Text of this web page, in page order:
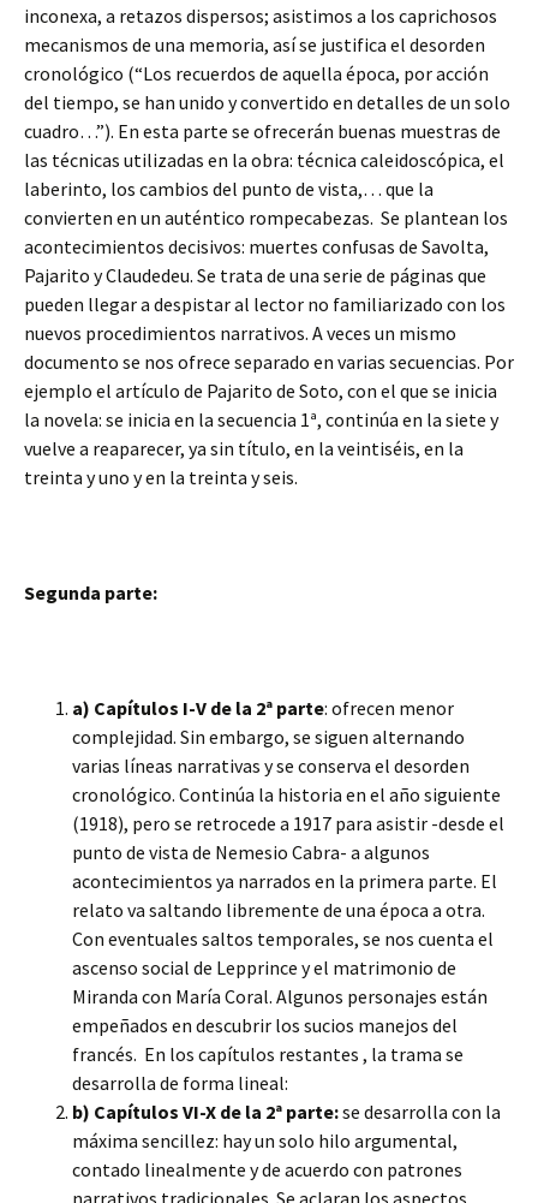
inconexa, a retazos dispersos; asistimos a los caprichosos
mecanismos de una memoria, así se justifica el desorden
cronológico (“Los recuerdos de aquella época, por acción
del tiempo, se han unido y convertido en detalles de un solo
cuadro…”). En esta parte se ofrecerán buenas muestras de
las técnicas utilizadas en la obra: técnica caleidoscópica, el
laberinto, los cambios del punto de vista,… que la
convierten en un auténtico rompecabezas. Se plantean los
acontecimientos decisivos: muertes confusas de Savolta,
Pajarito y Claudedeu. Se trata de una serie de páginas que
pueden llegar a despistar al lector no familiarizado con los
nuevos procedimientos narrativos. A veces un mismo
documento se nos ofrece separado en varias secuencias. Por
ejemplo el artículo de Pajarito de Soto, con el que se inicia
la novela: se inicia en la secuencia 1ª, continúa en la siete y
vuelve a reaparecer, ya sin título, en la veintiséis, en la
treinta y uno y en la treinta y seis.
Segunda parte:
a) Capítulos I-V de la 2ª parte: ofrecen menor
complejidad. Sin embargo, se siguen alternando
varias líneas narrativas y se conserva el desorden
cronológico. Continúa la historia en el año siguiente
(1918), pero se retrocede a 1917 para asistir -desde el
punto de vista de Nemesio Cabra- a algunos
acontecimientos ya narrados en la primera parte. El
relato va saltando libremente de una época a otra.
Con eventuales saltos temporales, se nos cuenta el
ascenso social de Lepprince y el matrimonio de
Miranda con María Coral. Algunos personajes están
empeñados en descubrir los sucios manejos del
francés. En los capítulos restantes , la trama se
desarrolla de forma lineal:
b) Capítulos VI-X de la 2ª parte:se desarrolla con la
máxima sencillez: hay un solo hilo argumental,
contado linealmente y de acuerdo con patrones
narrativos tradicionales. Se aclaran los aspectos